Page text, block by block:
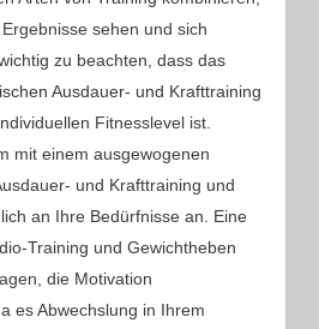
sehen und sich
zu beachten, dass das
Ausdauer- und Krafttraining
Fitnesslevel ist.
mit einem ausgewogenen
und Krafttraining und
an Ihre Bedürfnisse an. Eine
Training und Gewichtheben
die Motivation
es Abwechslung in Ihrem